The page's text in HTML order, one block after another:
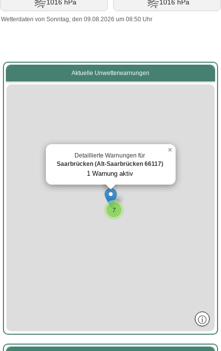
1016 hPa 1016 hPa
Wetterdaten von Sonntag, den 09.08.2026 um 08:50 Uhr
Aktuelle Unwetterwarnungen
7
Detaillierte Warnungen für
Saarbrücken (Alt-Saarbrücken 66117)
1 Warnung aktiv
×
ⓘ